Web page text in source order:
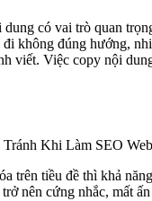
dung có vai trò quan
không đúng hướng,
Việc copy nội
trên tiều đề thì khả
nên cứng nhắc, mất